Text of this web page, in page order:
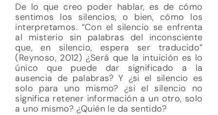
De lo que creo poder hablar, es de cómo
sentimos los silencios, o bien, cómo los
interpretamos. “Con el silencio se enfrenta
al misterio sin palabras del inconsciente
que, en silencio, espera ser traducido”
(Reynoso, 2012) ¿Será que la intuición es lo
único que puede dar significado a la
ausencia de palabras? Y ¿si el silencio es
solo para uno mismo? ¿si el silencio no
significa retener información a un otro, solo
a uno mismo? ¿Quién le da sentido?